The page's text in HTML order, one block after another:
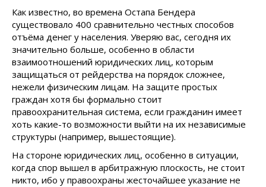
Как известно, во времена Остапа Бендера
существовало 400 сравнительно честных способов
отъёма денег у населения. Уверяю вас, сегодня их
значительно больше, особенно в области
взаимоотношений юридических лиц, которым
защищаться от рейдерства на порядок сложнее,
нежели физическим лицам. На защите простых
граждан хотя бы формально стоит
правоохранительная система, если гражданин имеет
хоть какие-то возможности выйти на их независимые
структуры (например, вышестоящие).
На стороне юридических лиц, особенно в ситуации,
когда спор вышел в арбитражную плоскость, не стоит
никто, ибо у правоохраны жесточайшее указание не